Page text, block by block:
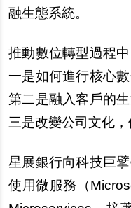
融生態系統。
推動數位轉型過程
一是如何進行核心
第二是融入客戶的
三是改變公司文化，
星展銀行向科技巨
使用微服務（